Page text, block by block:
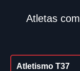
Atletas
Atletismo T37